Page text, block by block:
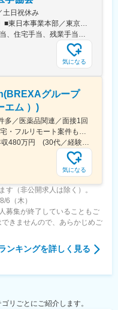
・東京等へ出張（宿泊も伴
一部海外出張の場合がござい
務のため子育てしながらキ
業でのCMC業務の経験者や
が多いです。
土日祝休み
気になる
グループ
エム ）)
多／医薬品関連／面接1回
気になる
す（非公開求人は除く）。
6（木）
募集が終了していることもご
きませんので、あらかじめご
ンキングを詳しく見る
リごとにご紹介します。